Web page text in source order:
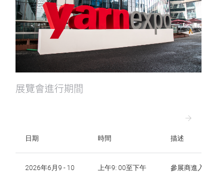
展覽會進行期間
日期 時間 描述
2026年6月9 - 10
上午9: 00至下午
參展商進入會